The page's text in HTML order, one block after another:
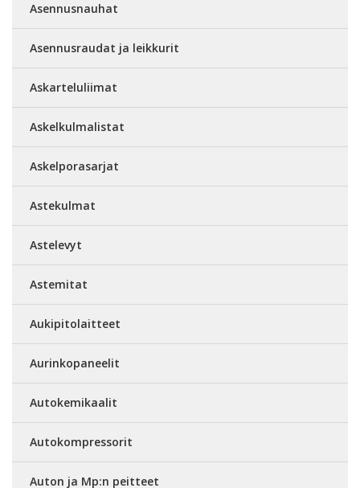
Asennusnauhat
Asennusraudat ja leikkurit
Askarteluliimat
Askelkulmalistat
Askelporasarjat
Astekulmat
Astelevyt
Astemitat
Aukipitolaitteet
Aurinkopaneelit
Autokemikaalit
Autokompressorit
Auton ja Mp:n peitteet